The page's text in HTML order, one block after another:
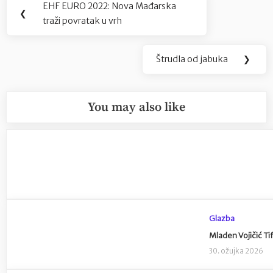
objava
❮
Previous
Post:
EHF EURO 2022: Nova Mađarska
traži povratak u vrh
Next
Štrudla od jabuka ❯
You may also like
Glazba
Mladen Vojičić
30. ožujka 2026